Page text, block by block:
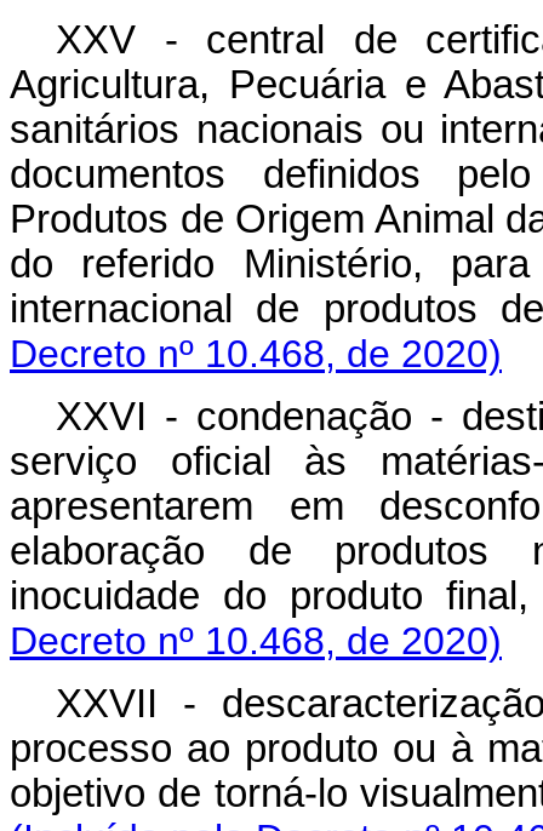
XXV - central de
Agricultura, Pecuária e
sanitários nacionais ou
documentos definidos
Produtos de Origem Animal
do referido Ministério,
internacional de
Decreto nº 10.468, de 2020)
XXVI - condenação -
serviço oficial às
apresentarem em
elaboração de produtos
inocuidade do produto
Decreto nº 10.468, de 2020)
XXVII -
processo ao produto ou à
objetivo de torná-lo